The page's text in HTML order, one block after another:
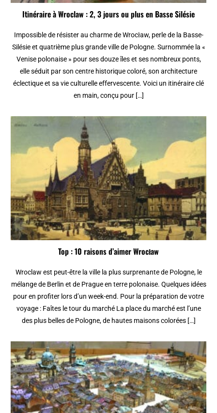
Itinéraire à Wroclaw : 2, 3 jours ou plus en Basse Silésie
Impossible de résister au charme de Wrocław, perle de la Basse-
Silésie et quatrième plus grande ville de Pologne. Surnommée la «
Venise polonaise » pour ses douze îles et ses nombreux ponts,
elle séduit par son centre historique coloré, son architecture
éclectique et sa vie culturelle effervescente. Voici un itinéraire clé
en main, conçu pour […]
Top : 10 raisons d’aimer Wrocław
Wroclaw est peut-être la ville la plus surprenante de Pologne, le
mélange de Berlin et de Prague en terre polonaise. Quelques idées
pour en profiter lors d’un week-end. Pour la préparation de votre
voyage : Faîtes le tour du marché La place du marché est l’une
des plus belles de Pologne, de hautes maisons colorées […]